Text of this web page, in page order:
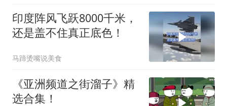
印度阵风飞跃8000千米，
还是盖不住真正底色！
马蹄烫嘴说美食
《亚洲频道之街溜子》精
选合集！